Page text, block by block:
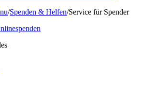
/Spenden & Helfen/Service für Spender